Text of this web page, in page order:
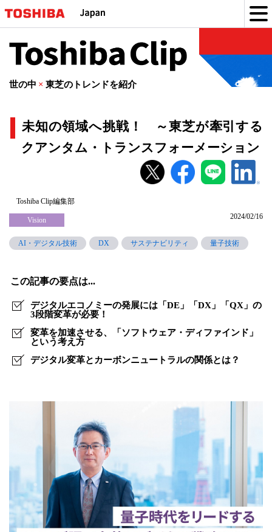
Toshiba
Clip
世の中 × 東芝のトレンドを紹介
未知の領域へ挑戦！ ～東芝が牽引する
クアンタム・トランスフォーメーション
の
領
域
挑
戦！
～
東
芝
ア
ン
タ
2024/02/16
Toshiba Clip編集部
Vision
AI・デジタル技術 DX サステナビリティ 量子技術
この記事の要点は...
デジタルエコノミーの発展には「DE」「DX」「QX」の
3段階変革が必要！
変革を加速させる、「ソフトウェア・ディファインド」
という考え方
デジタル変革とカーボンニュートラルの関係とは？